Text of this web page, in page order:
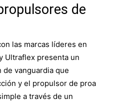
de
las marcas líderes en
Ultraflex presenta un
de vanguardia que
y el propulsor de proa
a través de un